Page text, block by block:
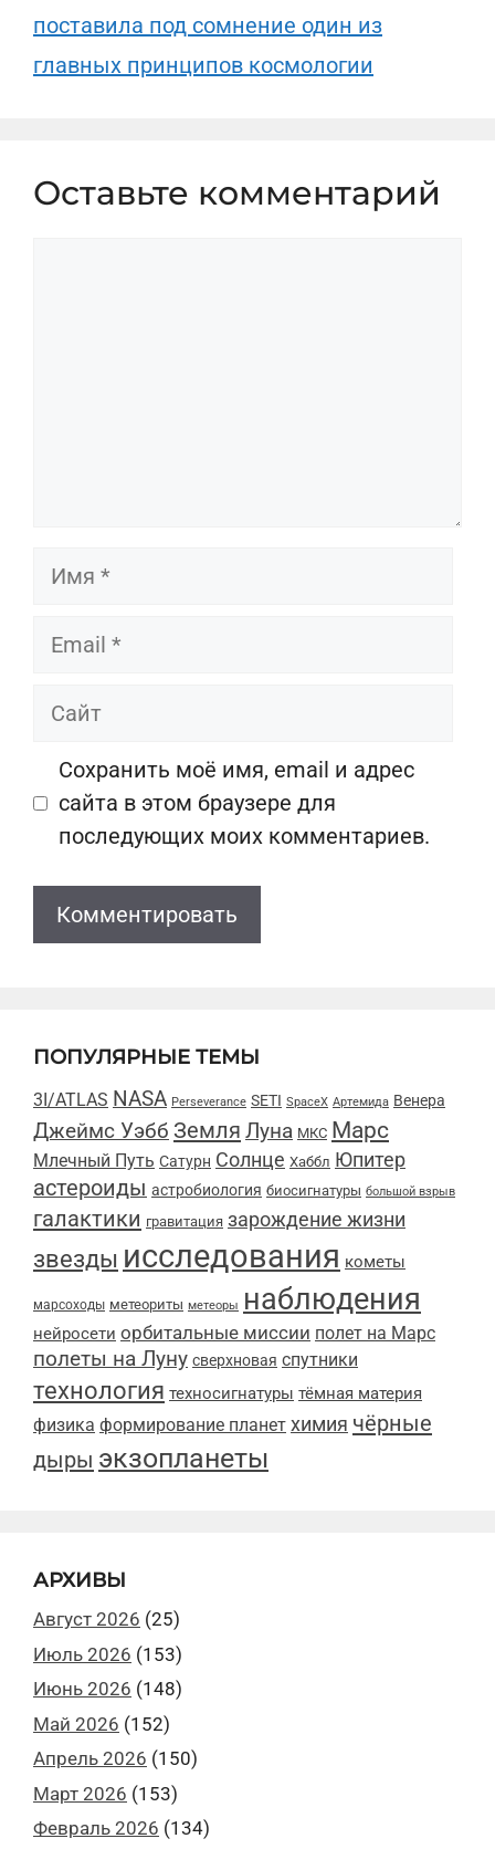
поставила под сомнение один из
главных принципов космологии
Оставьте комментарий
Имя
Email
Сайт
Сохранить моё имя, email и адрес
сайта в этом браузере для
последующих моих комментариев.
ПОПУЛЯРНЫЕ ТЕМЫ
3I/ATLAS NASA Perseverance SETI SpaceX Артемида Венера
Джеймс Уэбб Земля Луна МКС Марс
Млечный Путь Сатурн Солнце Хаббл Юпитер
астероиды астробиология биосигнатуры большой взрыв
галактики гравитация зарождение жизни
звезды исследования кометы
марсоходы метеориты метеоры наблюдения
нейросети орбитальные миссии полет на Марс
полеты на Луну сверхновая спутники
технология техносигнатуры тёмная материя
физика формирование планет химия чёрные
дыры экзопланеты
АРХИВЫ
Август 2026 (25)
Июль 2026 (153)
Июнь 2026 (148)
Май 2026 (152)
Апрель 2026 (150)
Март 2026 (153)
Февраль 2026 (134)